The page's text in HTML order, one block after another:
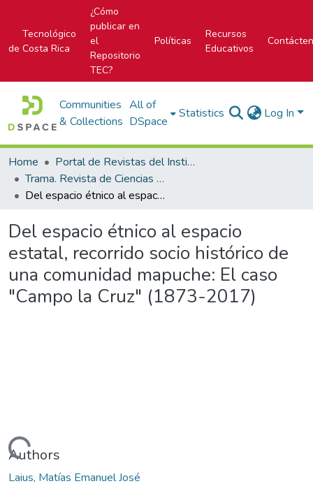
Tecnológico
de Costa Rica
¿Cómo
publicar en
el
Repositorio
TEC?
Políticas
Recursos
Educativos
Communities
& Collections
All of
DSpace
Statistics Log In
Home
Portal de Revistas del Instituto Tecnológico de Costa Rica
Trama. Revista de Ciencias Sociales y Humanidades
Del espacio étnico al espacio estatal, recorrido socio histórico de una comunidad mapuche: El caso "Campo la Cruz" (1873-2017)
Del espacio étnico al espacio
estatal, recorrido socio histórico de
una comunidad mapuche: El caso
"Campo la Cruz" (1873-2017)
Authors
Laius, Matías Emanuel José